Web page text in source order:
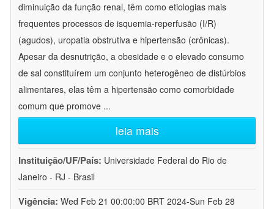
diminuição da função renal, têm como etiologias mais
frequentes processos de isquemia-reperfusão (I/R)
(agudos), uropatia obstrutiva e hipertensão (crônicas).
Apesar da desnutrição, a obesidade e o elevado consumo
de sal constituírem um conjunto heterogêneo de distúrbios
alimentares, elas têm a hipertensão como comorbidade
comum que promove ...
leia mais
Instituição/UF/País: Universidade Federal do Rio de
Janeiro - RJ - Brasil
Vigência: Wed Feb 21 00:00:00 BRT 2024-Sun Feb 28